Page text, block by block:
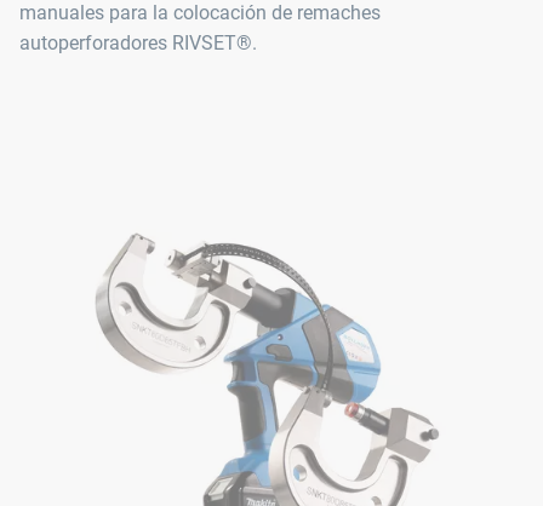
manuales para la colocación de remaches
autoperforadores RIVSET®.